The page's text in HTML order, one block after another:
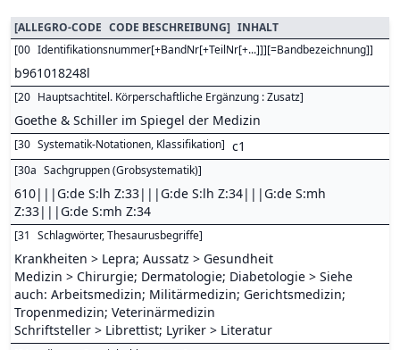
[ALLEGRO-CODE CODE BESCHREIBUNG] INHALT
[00 Identifikationsnummer[+BandNr[+TeilNr[+...]]][=Bandbezeichnung]]
b961018248l
[20 Hauptsachtitel. Körperschaftliche Ergänzung : Zusatz]
Goethe & Schiller im Spiegel der Medizin
[30 Systematik-Notationen, Klassifikation] c1
[30a Sachgruppen (Grobsystematik)]
610|||G:de S:lh Z:33|||G:de S:lh Z:34|||G:de S:mh
Z:33|||G:de S:mh Z:34
[31 Schlagwörter, Thesaurusbegriffe]
Krankheiten > Lepra; Aussatz > Gesundheit
Medizin > Chirurgie; Dermatologie; Diabetologie > Siehe
auch: Arbeitsmedizin; Militärmedizin; Gerichtsmedizin;
Tropenmedizin; Veterinärmedizin
Schriftsteller > Librettist; Lyriker > Literatur